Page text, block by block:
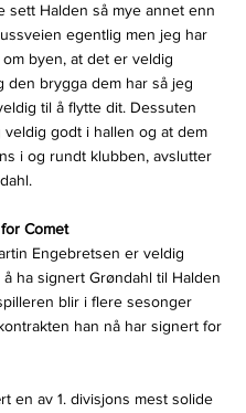
sett Halden så mye annet enn
egentlig men jeg har
byen, at det er veldig
den brygga dem har så jeg
til å flytte dit. Dessuten
veldig godt i hallen og at dem
i og rundt klubben, avslutter
Comet
Engebretsen er veldig
ha signert Grøndahl til Halden
blir i flere sesonger
han nå har signert for
en av 1. divisjons mest solide